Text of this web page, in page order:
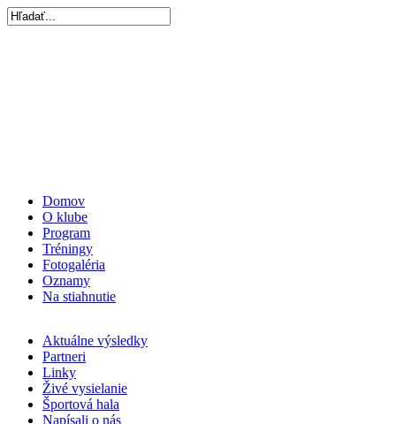
Domov
O klube
Program
Tréningy
Fotogaléria
Oznamy
Na stiahnutie
Aktuálne výsledky
Partneri
Linky
Živé vysielanie
Športová hala
Napísali o nás